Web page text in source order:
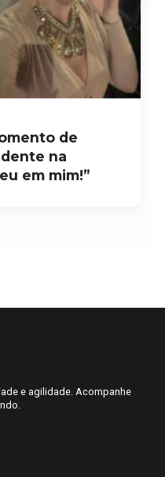
de
na
em mim!”
e agilidade. Acompanhe